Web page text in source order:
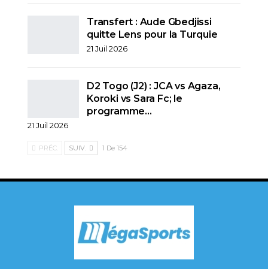
Transfert : Aude Gbedjissi
quitte Lens pour la Turquie
21 Juil 2026
D2 Togo (J2) : JCA vs Agaza,
Koroki vs Sara Fc; le
programme…
21 Juil 2026
PRÉC. SUIV. 1 De 154